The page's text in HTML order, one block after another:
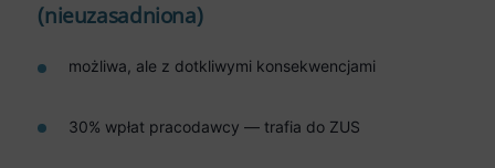
(nieuzasadniona)
możliwa, ale z dotkliwymi konsekwencjami
30% wpłat pracodawcy — trafia do ZUS